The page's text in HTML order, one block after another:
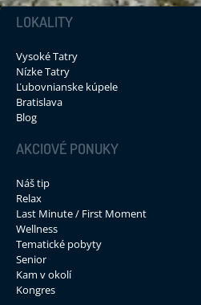
LOKALITY
Vysoké Tatry
Nízke Tatry
Ľubovnianske kúpele
Bratislava
Blog
AKCIOVÉ PONUKY
Náš tip
Relax
Last Minute / First Moment
Wellness
Tematické pobyty
Senior
Kam v okolí
Kongres